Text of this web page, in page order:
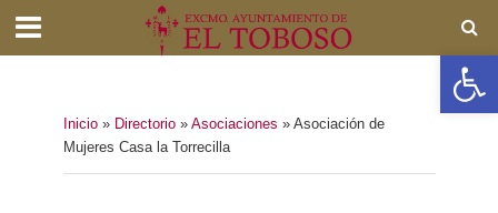
Inicio» Directorio» Asociaciones » Asociación de
Mujeres Casa la Torrecilla
Abrir barra de herramientas